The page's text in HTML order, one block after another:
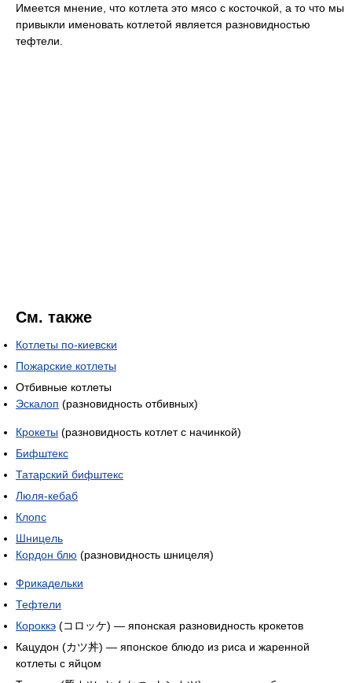
Имеется мнение, что котлета это мясо с косточкой, а то что мы
привыкли именовать котлетой является разновидностью
тефтели.
См. также
Котлеты по-киевски
Пожарские котлеты
Отбивные котлеты
Эскалоп (разновидность отбивных)
Крокеты (разновидность котлет с начинкой)
Бифштекс
Татарский бифштекс
Люля-кебаб
Клопс
Шницель
Кордон блю (разновидность шницеля)
Фрикадельки
Тефтели
Короккэ (コロッケ) — японская разновидность крокетов
Кацудон (カツ丼) — японское блюдо из риса и жаренной
котлеты с яйцом